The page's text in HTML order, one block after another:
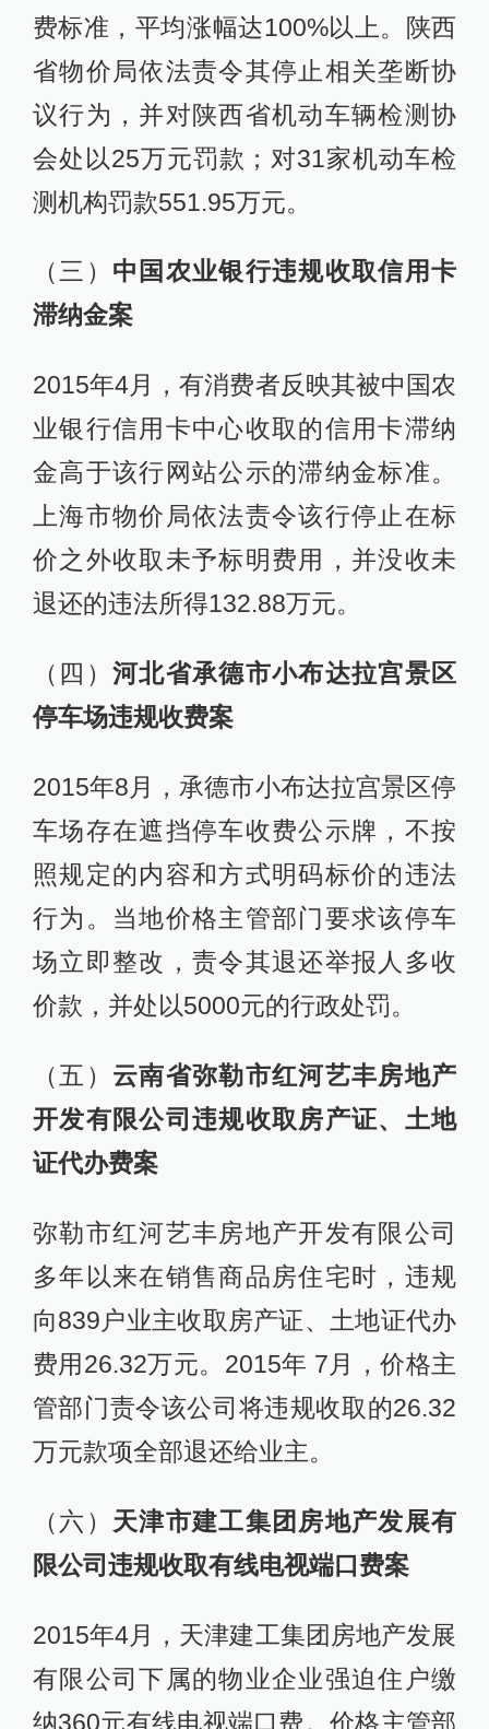
费标准，平均涨幅达100%以上。陕西
省物价局依法责令其停止相关垄断协
议行为，并对陕西省机动车辆检测协
会处以25万元罚款；对31家机动车检
测机构罚款551.95万元。
（三） 中国农业银行违规收取信用卡
滞纳金案
2015年4月，有消费者反映其被中国农
业银行信用卡中心收取的信用卡滞纳
金高于该行网站公示的滞纳金标准。
上海市物价局依法责令该行停止在标
价之外收取未予标明费用，并没收未
退还的违法所得132.88万元。
（四） 河北省承德市小布达拉宫景区
停车场违规收费案
2015年8月，承德市小布达拉宫景区停
车场存在遮挡停车收费公示牌，不按
照规定的内容和方式明码标价的违法
行为。当地价格主管部门要求该停车
场立即整改，责令其退还举报人多收
价款，并处以5000元的行政处罚。
（五） 云南省弥勒市红河艺丰房地产
开发有限公司违规收取房产证、土地
证代办费案
弥勒市红河艺丰房地产开发有限公司
多年以来在销售商品房住宅时，违规
向839户业主收取房产证、土地证代办
费用26.32万元。2015年 7月，价格主
管部门责令该公司将违规收取的26.32
万元款项全部退还给业主。
（六） 天津市建工集团房地产发展有
限公司违规收取有线电视端口费案
2015年4月，天津建工集团房地产发展
有限公司下属的物业企业强迫住户缴
纳360元有线电视端口费。价格主管部